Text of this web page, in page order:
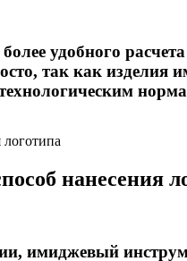
более удобного
так как
нанесения
имиджевый